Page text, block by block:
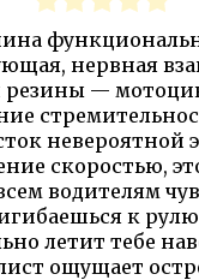
нервная
резины —
невероятной
скоростью,
водителям
к
летит тебе
ощущает